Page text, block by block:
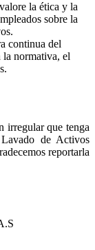
la ética y la
sobre la
continua del
la normativa, el
irregular que tenga
de Activos
reportarla